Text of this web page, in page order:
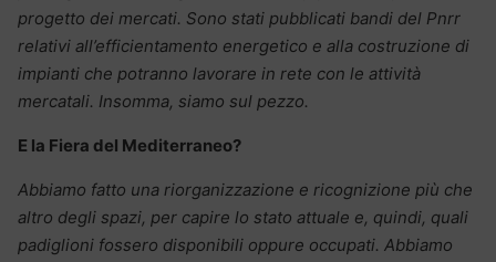
progetto dei mercati. Sono stati pubblicati bandi del Pnrr
relativi all’efficientamento energetico e alla costruzione di
impianti che potranno lavorare in rete con le attività
mercatali. Insomma, siamo sul pezzo.
E la Fiera del Mediterraneo?
Abbiamo fatto una riorganizzazione e ricognizione più che
altro degli spazi, per capire lo stato attuale e, quindi, quali
padiglioni fossero disponibili oppure occupati. Abbiamo